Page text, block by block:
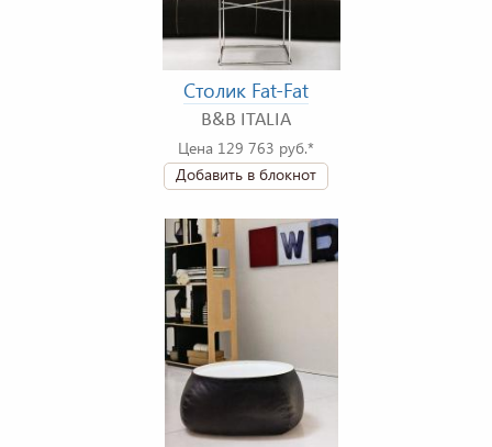
Столик Fat-Fat
B&B ITALIA
Цена 129 763 руб.*
Добавить в блокнот